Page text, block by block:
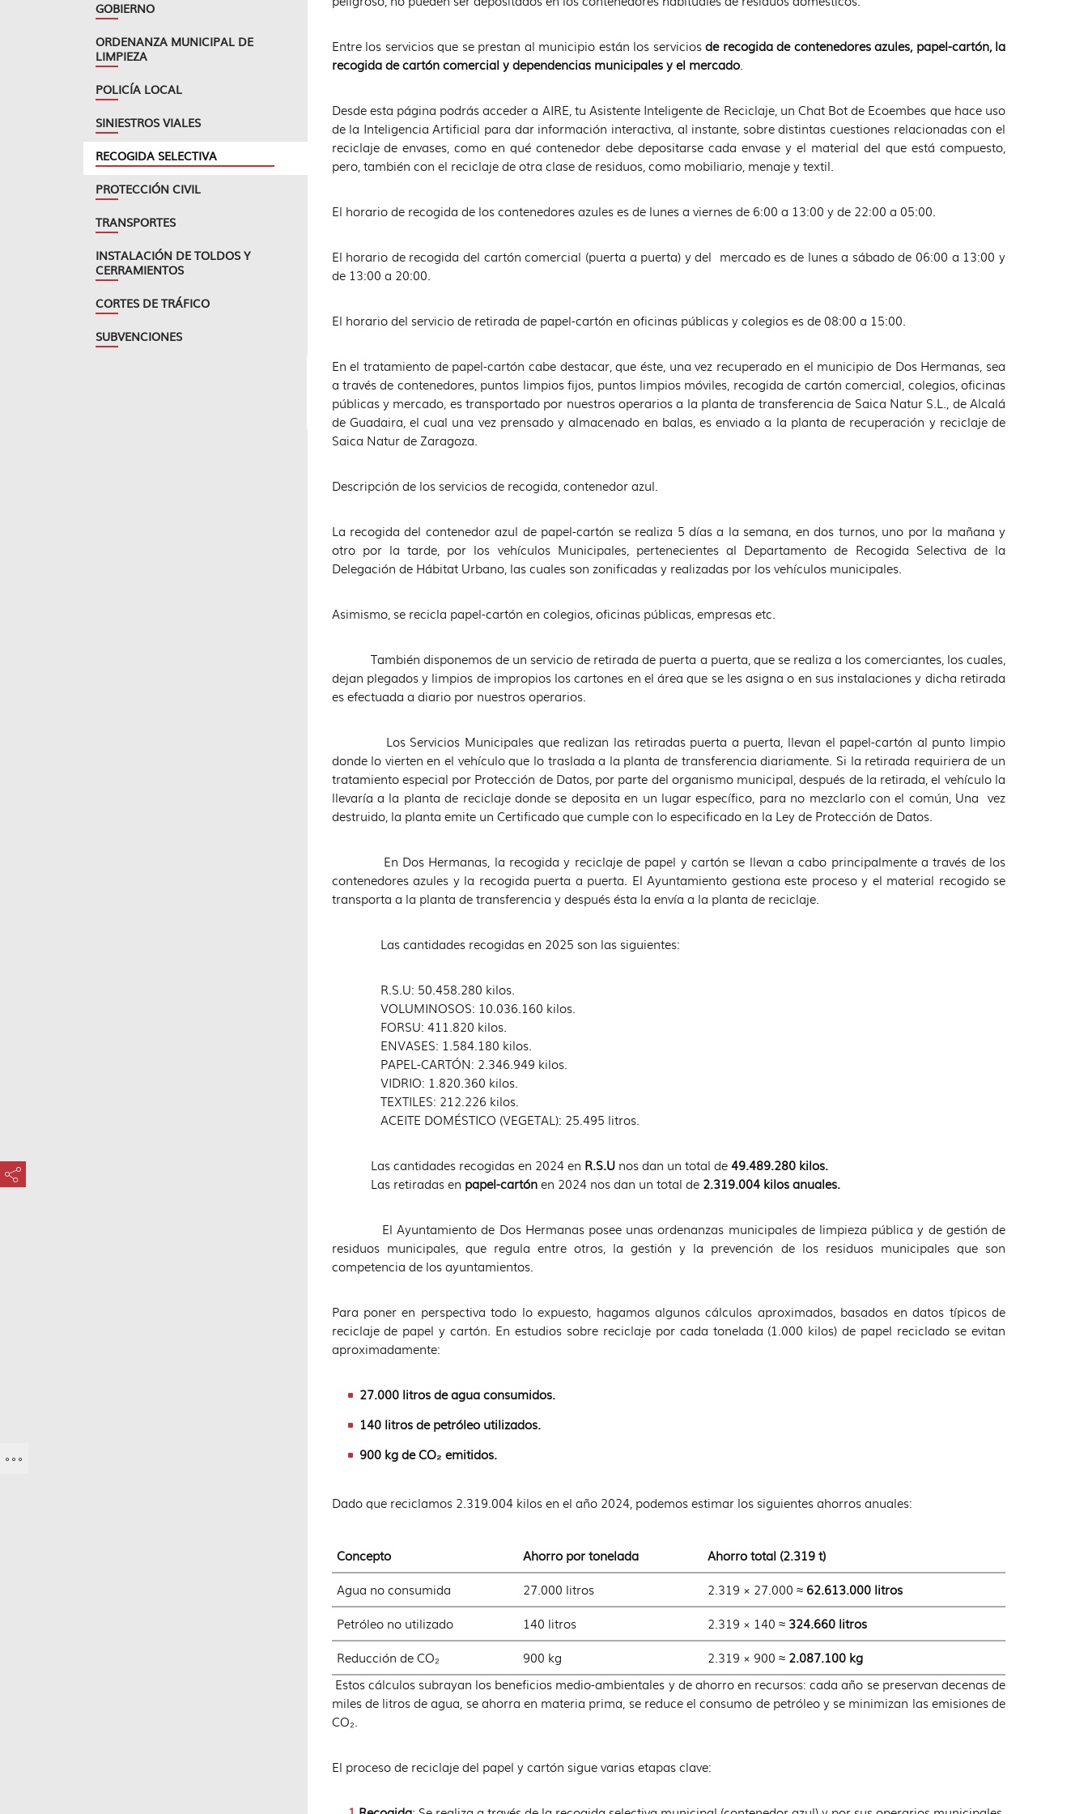
GOBIERNO
ORDENANZA MUNICIPAL DE
LIMPIEZA
POLICÍA LOCAL
SINIESTROS VIALES
RECOGIDA SELECTIVA
PROTECCIÓN CIVIL
TRANSPORTES
INSTALACIÓN DE TOLDOS Y
CERRAMIENTOS
CORTES DE TRÁFICO
SUBVENCIONES
Entre los servicios que se prestan al municipio están los serviciosde recogida de contenedores azules, papel-cartón, la
recogida de cartón comercial y dependencias municipales y el mercado.
Desde esta página podrás acceder a AIRE, tu Asistente Inteligente de Reciclaje, un Chat Bot de Ecoembes que hace uso
de la Inteligencia Artificial para dar información interactiva, al instante, sobre distintas cuestiones relacionadas con el
reciclaje de envases, como en qué contenedor debe depositarse cada envase y el material del que está compuesto,
pero, también con el reciclaje de otra clase de residuos, como mobiliario, menaje y textil.
El horario de recogida de los contenedores azules es de lunes a viernes de 6:00 a 13:00 y de 22:00 a 05:00.
El horario de recogida del cartón comercial (puerta a puerta) y del mercado es de lunes a sábado de 06:00 a 13:00 y
de 13:00 a 20:00.
El horario del servicio de retirada de papel-cartón en oficinas públicas y colegios es de 08:00 a 15:00.
En el tratamiento de papel-cartón cabe destacar, que éste, una vez recuperado en el municipio de Dos Hermanas, sea
a través de contenedores, puntos limpios fijos, puntos limpios móviles, recogida de cartón comercial, colegios, oficinas
públicas y mercado, es transportado por nuestros operarios a la planta de transferencia de Saica Natur S.L., de Alcalá
de Guadaira, el cual una vez prensado y almacenado en balas, es enviado a la planta de recuperación y reciclaje de
Saica Natur de Zaragoza.
Descripción de los servicios de recogida, contenedor azul.
La recogida del contenedor azul de papel-cartón se realiza 5 días a la semana, en dos turnos, uno por la mañana y
otro por la tarde, por los vehículos Municipales, pertenecientes al Departamento de Recogida Selectiva de la
Delegación de Hábitat Urbano, las cuales son zonificadas y realizadas por los vehículos municipales.
Asimismo, se recicla papel-cartón en colegios, oficinas públicas, empresas etc.
También disponemos de un servicio de retirada de puerta a puerta, que se realiza a los comerciantes, los cuales,
dejan plegados y limpios de impropios los cartones en el área que se les asigna o en sus instalaciones y dicha retirada
es efectuada a diario por nuestros operarios.
Los Servicios Municipales que realizan las retiradas puerta a puerta, llevan el papel-cartón al punto limpio
donde lo vierten en el vehículo que lo traslada a la planta de transferencia diariamente. Si la retirada requiriera de un
tratamiento especial por Protección de Datos, por parte del organismo municipal, después de la retirada, el vehículo la
llevaría a la planta de reciclaje donde se deposita en un lugar específico, para no mezclarlo con el común, Una vez
destruido, la planta emite un Certificado que cumple con lo especificado en la Ley de Protección de Datos.
En Dos Hermanas, la recogida y reciclaje de papel y cartón se llevan a cabo principalmente a través de los
contenedores azules y la recogida puerta a puerta. El Ayuntamiento gestiona este proceso y el material recogido se
transporta a la planta de transferencia y después ésta la envía a la planta de reciclaje.
Las cantidades recogidas en 2025 son las siguientes:
R.S.U: 50.458.280 kilos.
VOLUMINOSOS: 10.036.160 kilos.
FORSU: 411.820 kilos.
ENVASES: 1.584.180 kilos.
PAPEL-CARTÓN: 2.346.949 kilos.
VIDRIO: 1.820.360 kilos.
TEXTILES: 212.226 kilos.
ACEITE DOMÉSTICO (VEGETAL): 25.495 litros.
Las cantidades recogidas en 2024 en R.S.Unos dan un total de49.489.280 kilos.
Las retiradas en papel-cartónen 2024 nos dan un total de 2.319.004 kilos anuales.
El Ayuntamiento de Dos Hermanas posee unas ordenanzas municipales de limpieza pública y de gestión de
residuos municipales, que regula entre otros, la gestión y la prevención de los residuos municipales que son
competencia de los ayuntamientos.
Para poner en perspectiva todo lo expuesto, hagamos algunos cálculos aproximados, basados en datos típicos de
reciclaje de papel y cartón. En estudios sobre reciclaje por cada tonelada (1.000 kilos) de papel reciclado se evitan
aproximadamente:
27.000 litros de agua consumidos.
140 litros de petróleo utilizados.
900 kg de CO₂ emitidos.
Dado que reciclamos 2.319.004 kilos en el año 2024, podemos estimar los siguientes ahorros anuales:
Concepto Ahorro por tonelada
Ahorro total (2.319 t)
Agua no consumida
27.000 litros 2.319 × 27.000 ≈ 62.613.000 litros
Petróleo no utilizado
140 litros 2.319 × 140 ≈ 324.660 litros
Reducción de CO₂
900 kg 2.319 × 900 ≈ 2.087.100 kg
Estos cálculos subrayan los beneficios medio-ambientales y de ahorro en recursos: cada año se preservan decenas de
miles de litros de agua, se ahorra en materia prima, se reduce el consumo de petróleo y se minimizan las emisiones de
CO₂.
El proceso de reciclaje del papel y cartón sigue varias etapas clave:
???key.element.share.share.access???